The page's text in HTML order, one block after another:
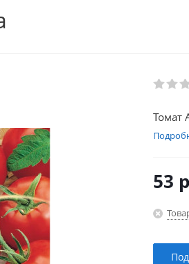
Томат
53